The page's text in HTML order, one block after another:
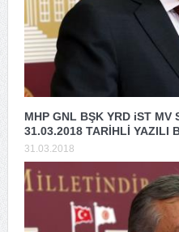
MHP GNL BŞK YRD iST MV
31.03.2018 TARİHLİ YAZILI
31.03.2018